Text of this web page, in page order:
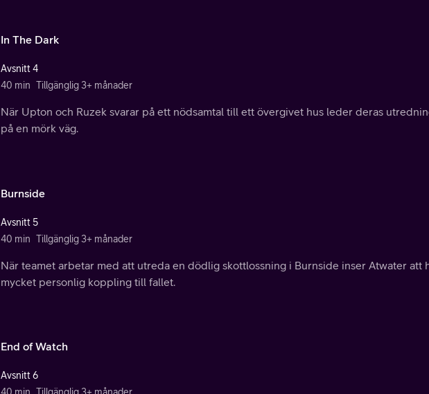
In The Dark
Avsnitt 4
40 min Tillgänglig 3+ månader
När Upton och Ruzek svarar på ett nödsamtal till ett övergivet hus leder deras
på en mörk väg.
Burnside
Avsnitt 5
40 min Tillgänglig 3+ månader
När teamet arbetar med att utreda en dödlig skottlossning i Burnside inser Atwater att
mycket personlig koppling till fallet.
End of Watch
Avsnitt 6